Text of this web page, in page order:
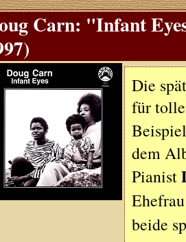
Carn: "Infant
Die
für
dem
Pianist
beide